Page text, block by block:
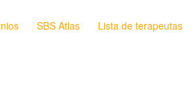
SBS Atlas Lista de terapeutas